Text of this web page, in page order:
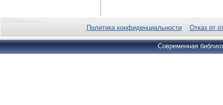
Политика конфиденциальности Отказ от
Современная